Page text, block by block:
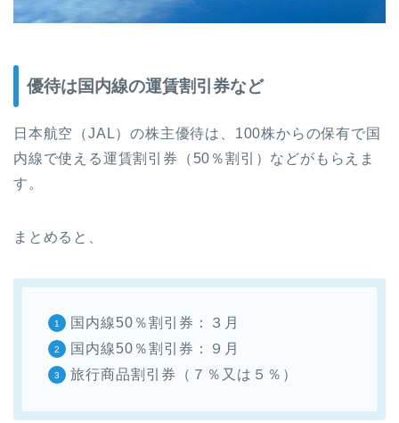
優待は国内線の運賃割引券など
日本航空（JAL）の株主優待は、100株からの保有で国
内線で使える運賃割引券（50％割引）などがもらえま
す。
まとめると、
国内線50％割引券：３月
国内線50％割引券：９月
旅行商品割引券（７％又は５％）